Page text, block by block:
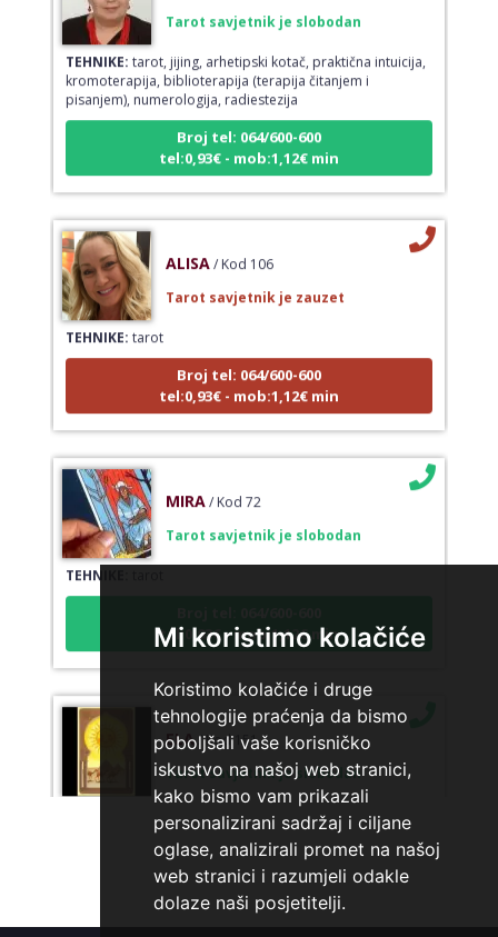
Mi koristimo kolačiće
Koristimo kolačiće i druge
tehnologije praćenja da bismo
poboljšali vaše korisničko
iskustvo na našoj web stranici,
kako bismo vam prikazali
personalizirani sadržaj i ciljane
oglase, analizirali promet na našoj
web stranici i razumjeli odakle
dolaze naši posjetitelji.
Tarot savjetnik je slobodan
TEHNIKE:tarot, jijing, arhetipski kotač, praktična intuicija,
kromoterapija, biblioterapija (terapija čitanjem i
pisanjem), numerologija, radiestezija
Broj tel: 064/600-600
tel:0,93€ - mob:1,12€ min
ALISA / Kod 106
Tarot savjetnik je zauzet
TEHNIKE:tarot
Broj tel: 064/600-600
tel:0,93€ - mob:1,12€ min
MIRA / Kod 72
Tarot savjetnik je slobodan
TEHNIKE:tarot
tel:0,93€ - mob:1,12€ min
ELA
/ Kod 151
Tarot savjetnik je slobodan
astrologija, tarot, numerološki tarot, visak, feng
shui numerologija, anđeoski brojevi, tumačenje snova,
rune, kristali, reiki, terapija bojama, anđeoske karte,
iscjeljivanje anđeoskim energijama
Broj tel: 064/600-600
tel:0,93€ - mob:1,12€ min